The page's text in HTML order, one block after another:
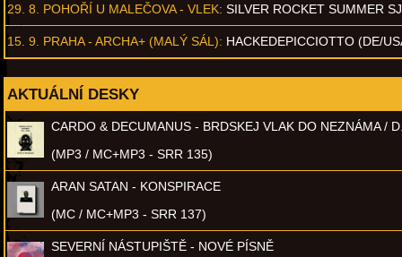
29. 8. POHOŘÍ U MALEČOVA - VLEK: SILVER ROCKET SUMMER
15. 9. PRAHA - ARCHA+ (MALÝ SÁL): HACKEDEPICCIOTTO (DE/
AKTUÁLNÍ DESKY
CARDO & DECUMANUS - BRDSKEJ VLAK DO NEZNÁMA /
(MP3 / MC+MP3 - SRR 135)
ARAN SATAN - KONSPIRACE
(MC / MC+MP3 - SRR 137)
SEVERNÍ NÁSTUPIŠTĚ - NOVÉ PÍSNĚ